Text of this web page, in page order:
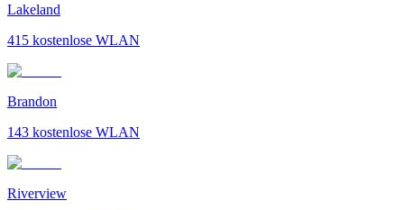
Lakeland
415 kostenlose WLAN
Brandon
143 kostenlose WLAN
Riverview